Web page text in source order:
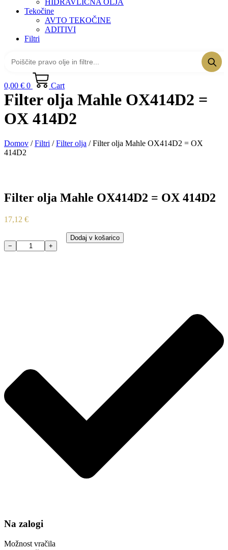
Tekočine
AVTO TEKOČINE
ADITIVI
Filtri
0,00 € 0 Cart
Filter olja Mahle OX414D2 =
OX 414D2
Domov /Filtri /Filter olja / Filter olja Mahle OX414D2 = OX
414D2
Filter olja Mahle OX414D2 = OX 414D2
17,12 €
Filter
− +
Dodaj v košarico
Na zalogi
Možnost vračila